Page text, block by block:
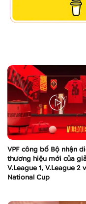
VPF công bố Bộ nhận
thương hiệu mới của
V.League 1, V.League 2
National Cup